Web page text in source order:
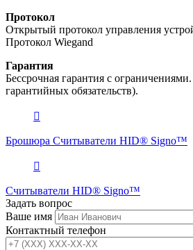
Протокол
Открытый протокол управления
Протокол Wiegand
Гарантия
Бессрочная гарантия с
гарантийных обязательств).
Брошюра Считыватели HID® Signo™
Считыватели HID® Signo™
Задать вопрос
Ваше имя
Контактный телефон